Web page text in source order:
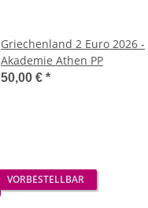
Griechenland 2 Euro 2026 -
Akademie Athen PP
50,00 € *
VORBESTELLBAR